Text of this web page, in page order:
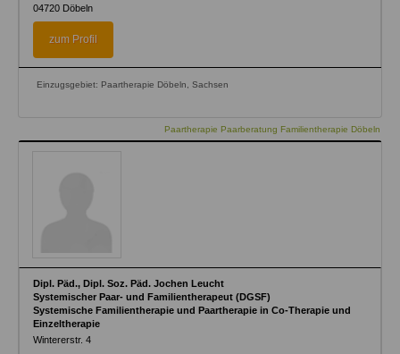
04720 Döbeln
zum Profil
Einzugsgebiet: Paartherapie Döbeln, Sachsen
Paartherapie Paarberatung Familientherapie Döbeln
Dipl. Päd., Dipl. Soz. Päd. Jochen Leucht
Systemischer Paar- und Familientherapeut (DGSF)
Systemische Familientherapie und Paartherapie in Co-Therapie und
Einzeltherapie
Wintererstr. 4